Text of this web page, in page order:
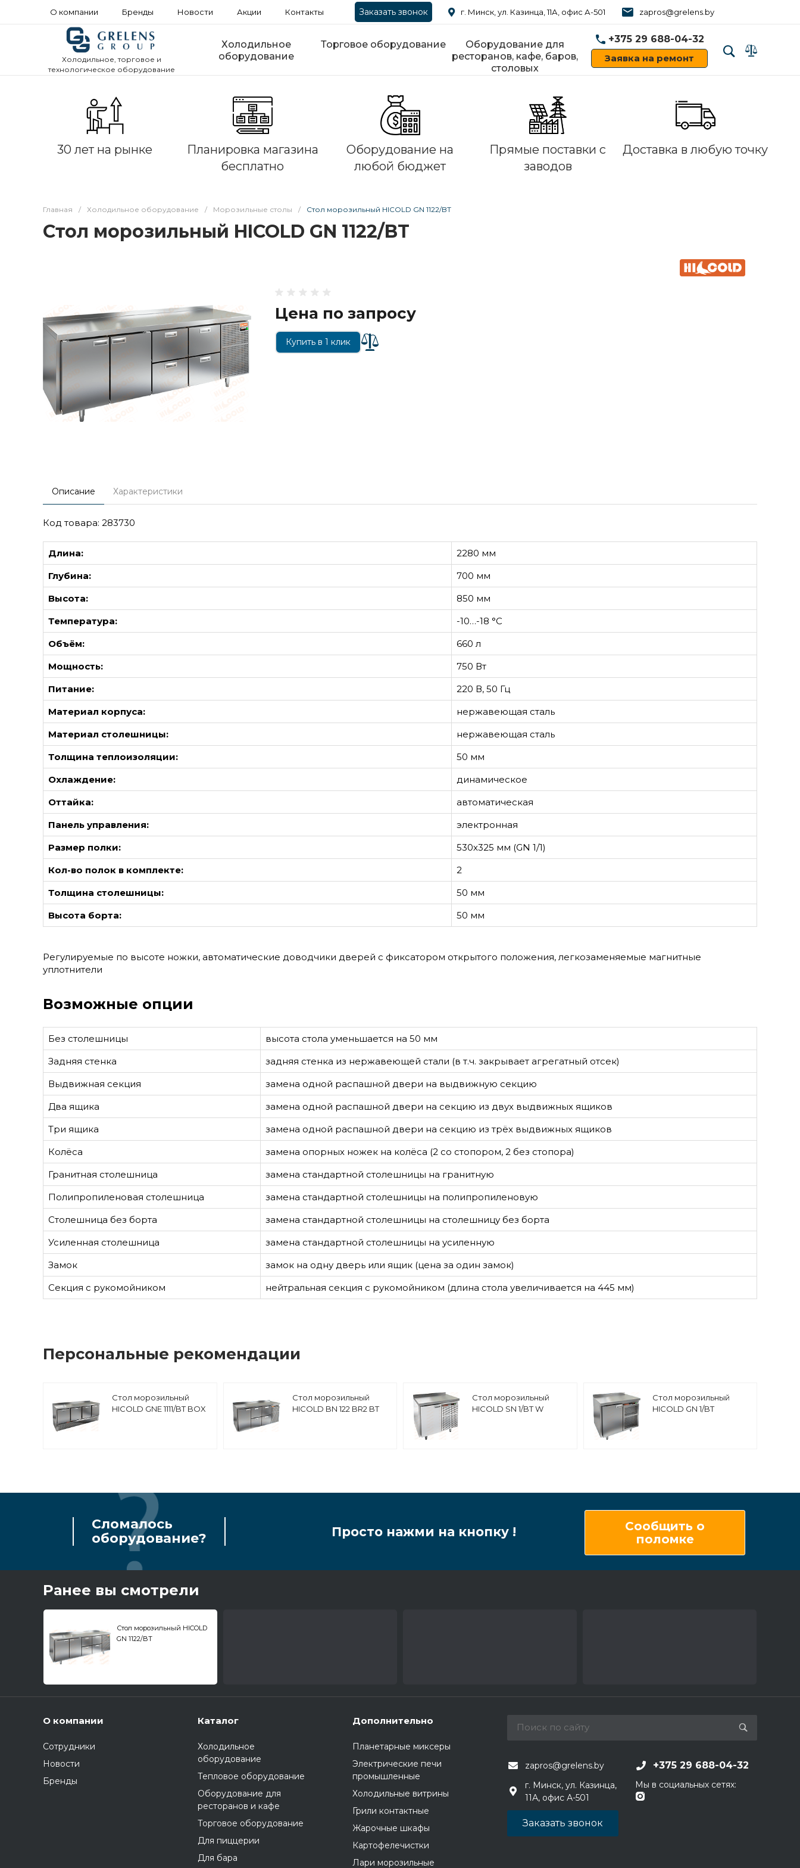
О компании Бренды Новости Акции Контакты Заказать звонок г. Минск, ул. Казинца, 11А, офис А-501 zapros@grelens.by
Холодильное, торговое и
технологическое оборудование
Холодильное
оборудование
Торговое оборудование
Оборудование для
ресторанов, кафе, баров,
столовых
+375 29 688-04-32
Заявка на ремонт
30 лет на рынке
Планировка магазина
бесплатно
Оборудование на
любой бюджет
Прямые поставки с
заводов
Доставка в любую точку
Главная / Холодильное оборудование / Морозильные столы / Стол морозильный HICOLD GN 1122/BT
Стол морозильный HICOLD GN 1122/BT
Цена по запросу
Купить в 1 клик
Описание Характеристики
Код товара: 283730
Длина:
2280 мм
Глубина:
700 мм
Высота:
850 мм
Температура:
-10…-18 °С
Объём:
660 л
Мощность:
750 Вт
Питание:
220 В, 50 Гц
Материал корпуса:
нержавеющая сталь
Материал столешницы:
нержавеющая сталь
Толщина теплоизоляции:
50 мм
Охлаждение:
динамическое
Оттайка:
автоматическая
Панель управления:
электронная
Размер полки:
530х325 мм (GN 1/1)
Кол-во полок в комплекте:
2
Толщина столешницы:
50 мм
Высота борта:
50 мм
Регулируемые по высоте ножки, автоматические доводчики дверей с фиксатором открытого положения, легкозаменяемые магнитные
уплотнители
Возможные опции
Без столешницы
высота стола уменьшается на 50 мм
Задняя стенка
задняя стенка из нержавеющей стали (в т.ч. закрывает агрегатный отсек)
Выдвижная секция
замена одной распашной двери на выдвижную секцию
Два ящика
замена одной распашной двери на секцию из двух выдвижных ящиков
Три ящика
замена одной распашной двери на секцию из трёх выдвижных ящиков
Колёса
замена опорных ножек на колёса (2 со стопором, 2 без стопора)
Гранитная столешница
замена стандартной столешницы на гранитную
Полипропиленовая столешница
замена стандартной столешницы на полипропиленовую
Столешница без борта
замена стандартной столешницы на столешницу без борта
Усиленная столешница
замена стандартной столешницы на усиленную
Замок
замок на одну дверь или ящик (цена за один замок)
Секция с рукомойником
нейтральная секция с рукомойником (длина стола увеличивается на 445 мм)
Персональные рекомендации
Стол морозильный
HICOLD GNE 1111/BT BOX
Стол морозильный
HICOLD BN 122 BR2 BT
Стол морозильный
HICOLD SN 1/BT W
Стол морозильный
HICOLD GN 1/BT
Сломалось
оборудование?
Просто нажми на кнопку !
Сообщить о
поломке
Ранее вы смотрели
Стол морозильный HICOLD
GN 1122/BT
О компании
Сотрудники
Новости
Бренды
Каталог
Холодильное
оборудование
Тепловое оборудование
Оборудование для
ресторанов и кафе
Торговое оборудование
Для пиццерии
Для бара
Дополнительно
Планетарные миксеры
Электрические печи
промышленные
Холодильные витрины
Грили контактные
Жарочные шкафы
Картофелечистки
Лари морозильные
zapros@grelens.by +375 29 688-04-32
г. Минск, ул. Казинца,
11А, офис А-501
Мы в социальных сетях:
Заказать звонок